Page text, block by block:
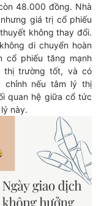
48.000 đồng. Nhà
giá trị cổ phiếu
không thay đổi.
di chuyển hoàn
cổ phiếu tăng mạnh
thị trường tốt, và có
chỉnh nếu tâm lý thị
quan hệ giữa cổ tức
này.